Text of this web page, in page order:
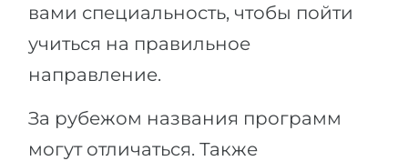
вами специальность, чтобы пойти
учиться на правильное
направление.
За рубежом названия программ
могут отличаться. Также